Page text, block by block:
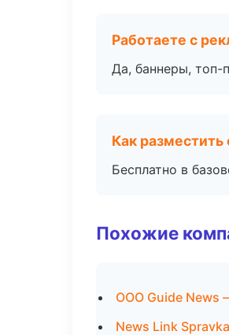
Работаете с
Да, баннеры, топ-
Как разместить
Бесплатно в
Похожие
ООО Guide News
News Link